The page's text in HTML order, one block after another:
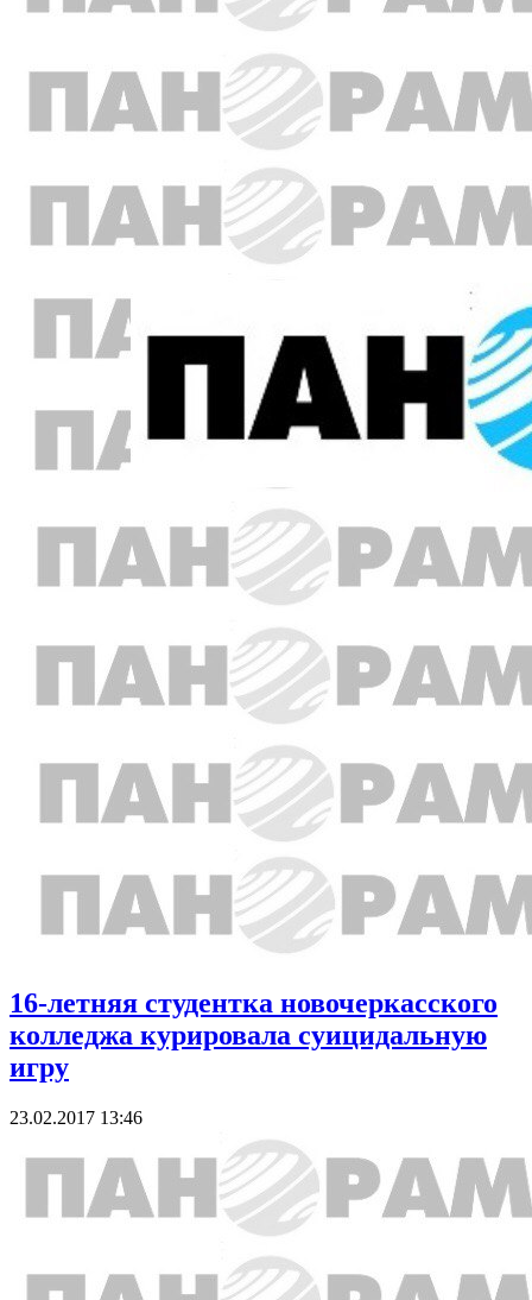
16-летняя студентка новочеркасского
колледжа курировала суицидальную
игру
23.02.2017 13:46